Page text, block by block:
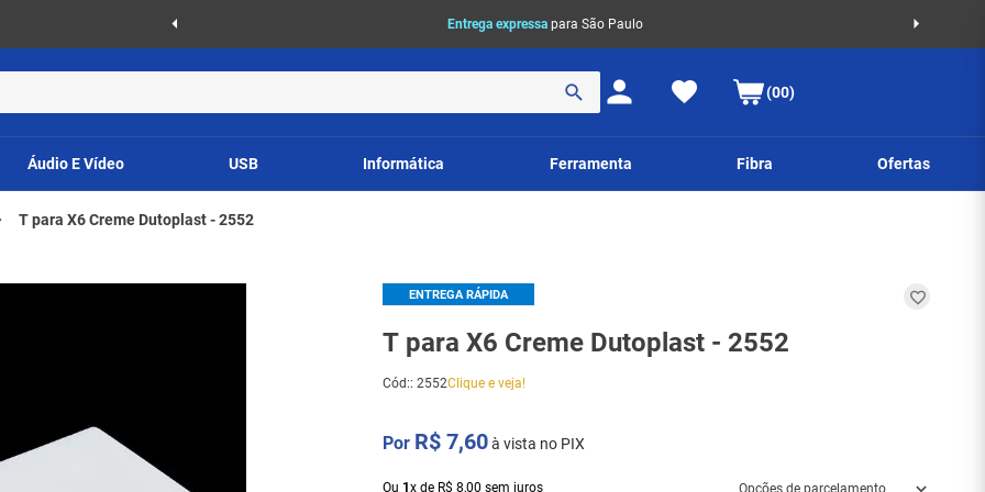
Entrega expressa para São Paulo
(00)
Áudio E Vídeo USB Informática Ferramenta Fibra Ofertas
T para X6 Creme Dutoplast - 2552
ENTREGA RÁPIDA
T para X6 Creme Dutoplast - 2552
Cód::2552Clique e veja!
R$ 7,60à vista no PIX
Ou 1x de R$ 8,00 sem juros Opções de parcelamento